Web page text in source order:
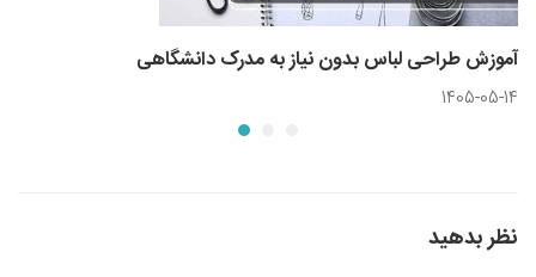
آموزش طراحی لباس بدون نیاز به مدرک دانشگاهی
1405-05-14
نظر بدهید